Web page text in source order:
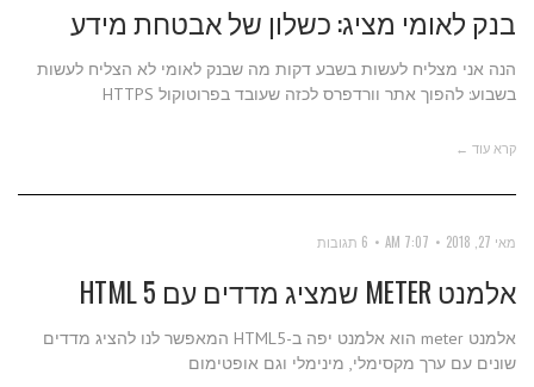
בנק לאומי מציג: כשלון של אבטחת מידע
הנה אני מצליח לעשות בשבע דקות מה שבנק לאומי לא הצליח לעשות
בשבוע: להפוך אתר וורדפרס לכזה שעובד בפרוטוקול HTTPS
קרא עוד ←
מאי 27, 2018 7:07 AM 6 תגובות
אלמנט METER שמציג מדדים עם HTML 5
אלמנט meter הוא אלמנט יפה ב-HTML5 המאפשר לנו להציג מדדים
שונים עם ערך מקסימלי, מינימלי וגם אופטימום